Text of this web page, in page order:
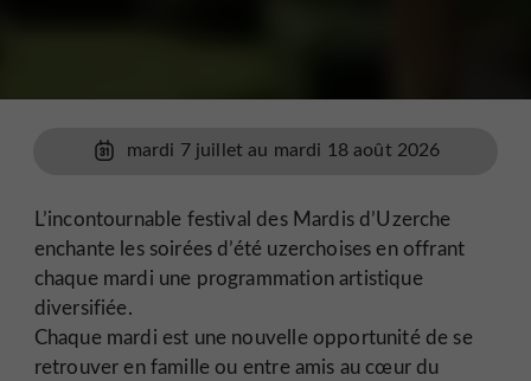
mardi 7 juillet au mardi 18 août 2026
L’incontournable festival des Mardis d’Uzerche
enchante les soirées d’été uzerchoises en offrant
chaque mardi une programmation artistique
diversifiée.
Chaque mardi est une nouvelle opportunité de se
retrouver en famille ou entre amis au cœur du